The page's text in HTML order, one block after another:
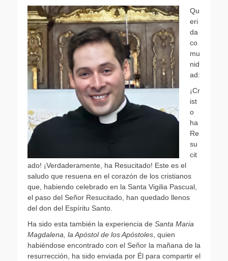
Qu
eri
da
co
mu
nid
ad:
¡Cr
ist
o
ha
Re
su
cit
ado! ¡Verdaderamente, ha Resucitado! Este es el
saludo que resuena en el corazón de los cristianos
que, habiendo celebrado en la Santa Vigilia Pascual,
el paso del Señor Resucitado, han quedado llenos
del don del Espíritu Santo.
Ha sido esta también la experiencia de Santa Maria
Magdalena, la Apóstol de los Apóstoles , quien
habiéndose encontrado con el Señor la mañana de la
resurrección, ha sido enviada por Él para compartir el